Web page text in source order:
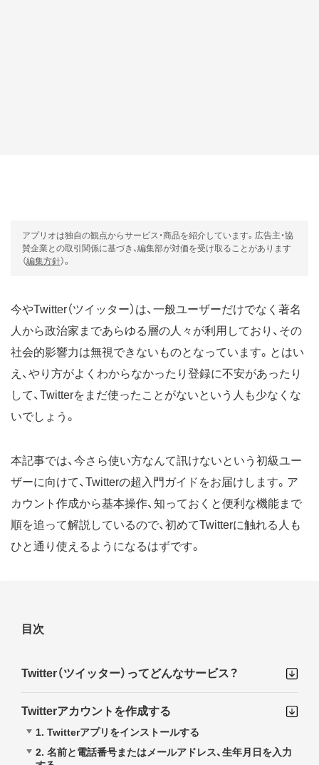
アプリオは独自の観点からサービス・商品を紹介しています。広告主・協
賛企業との取引関係に基づき、編集部が対価を受け取ることがあります
（編集方針）。
今やTwitter（ツイッター）は、一般ユーザーだけでなく著名
人から政治家まであらゆる層の人々が利用しており、その
社会的影響力は無視できないものとなっています。とはい
え、やり方がよくわからなかったり登録に不安があったり
して、Twitterをまだ使ったことがないという人も少なくな
いでしょう。
本記事では、今さら使い方なんて訊けないという初級ユー
ザーに向けて、Twitterの超入門ガイドをお届けします。ア
カウント作成から基本操作、知っておくと便利な機能まで
順を追って解説しているので、初めてTwitterに触れる人も
ひと通り使えるようになるはずです。
目次
Twitter（ツイッター）ってどんなサービス？
Twitterアカウントを作成する
1. Twitterアプリをインストールする
2. 名前と電話番号またはメールアドレス、生年月日を入力